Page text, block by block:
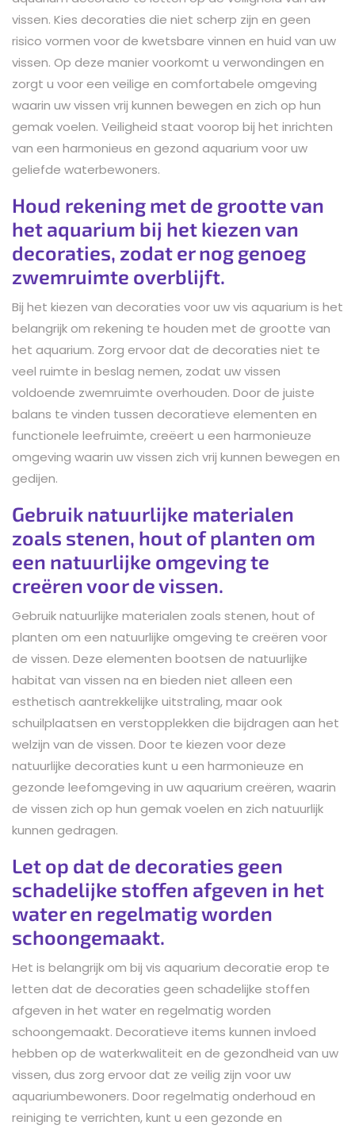
vissen. Kies decoraties die niet scherp zijn en geen
risico vormen voor de kwetsbare vinnen en huid van uw
vissen. Op deze manier voorkomt u verwondingen en
zorgt u voor een veilige en comfortabele omgeving
waarin uw vissen vrij kunnen bewegen en zich op hun
gemak voelen. Veiligheid staat voorop bij het inrichten
van een harmonieus en gezond aquarium voor uw
geliefde waterbewoners.
Houd rekening met de grootte van
het aquarium bij het kiezen van
decoraties, zodat er nog genoeg
zwemruimte overblijft.
Bij het kiezen van decoraties voor uw vis aquarium is het
belangrijk om rekening te houden met de grootte van
het aquarium. Zorg ervoor dat de decoraties niet te
veel ruimte in beslag nemen, zodat uw vissen
voldoende zwemruimte overhouden. Door de juiste
balans te vinden tussen decoratieve elementen en
functionele leefruimte, creëert u een harmonieuze
omgeving waarin uw vissen zich vrij kunnen bewegen en
gedijen.
Gebruik natuurlijke materialen
zoals stenen, hout of planten om
een natuurlijke omgeving te
creëren voor de vissen.
Gebruik natuurlijke materialen zoals stenen, hout of
planten om een natuurlijke omgeving te creëren voor
de vissen. Deze elementen bootsen de natuurlijke
habitat van vissen na en bieden niet alleen een
esthetisch aantrekkelijke uitstraling, maar ook
schuilplaatsen en verstopplekken die bijdragen aan het
welzijn van de vissen. Door te kiezen voor deze
natuurlijke decoraties kunt u een harmonieuze en
gezonde leefomgeving in uw aquarium creëren, waarin
de vissen zich op hun gemak voelen en zich natuurlijk
kunnen gedragen.
Let op dat de decoraties geen
schadelijke stoffen afgeven in het
water en regelmatig worden
schoongemaakt.
Het is belangrijk om bij vis aquarium decoratie erop te
letten dat de decoraties geen schadelijke stoffen
afgeven in het water en regelmatig worden
schoongemaakt. Decoratieve items kunnen invloed
hebben op de waterkwaliteit en de gezondheid van uw
vissen, dus zorg ervoor dat ze veilig zijn voor uw
aquariumbewoners. Door regelmatig onderhoud en
reiniging te verrichten, kunt u een gezonde en